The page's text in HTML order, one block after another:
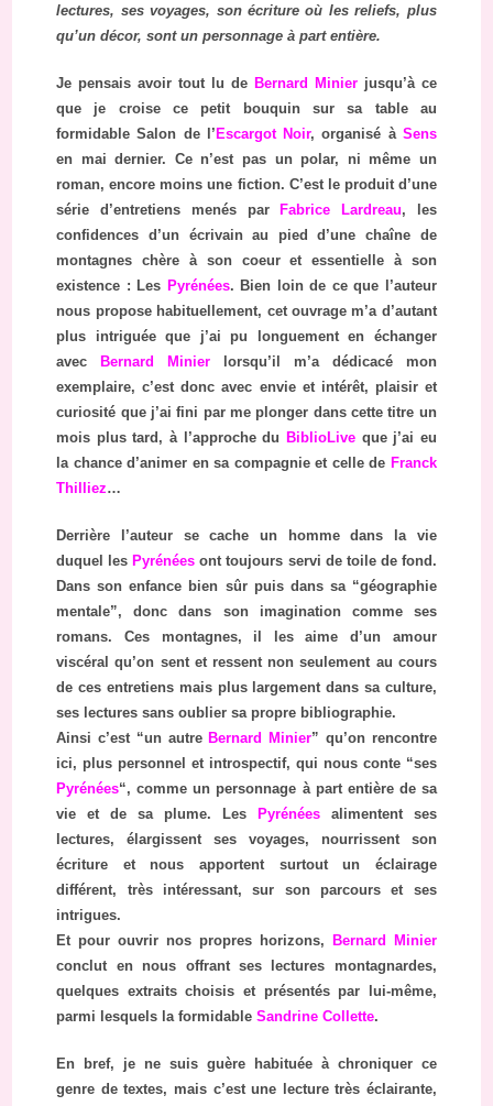
lectures, ses voyages, son écriture où les reliefs, plus
qu’un décor, sont un personnage à part entière.
Je pensais avoir tout lu de Bernard Minierjusqu’à ce
que je croise ce petit bouquin sur sa table au
formidable Salon de l’ Escargot Noir, organisé à Sens
en mai dernier. Ce n’est pas un polar, ni même un
roman, encore moins une fiction. C’est le produit d’une
série d’entretiens menés par
Fabrice Lardreau, les
confidences d’un écrivain au pied d’une chaîne de
montagnes chère à son coeur et essentielle à son
existence : Les Pyrénées. Bien loin de ce que l’auteur
nous propose habituellement, cet ouvrage m’a d’autant
plus intriguée que j’ai pu longuement en échanger
avec
Bernard Minier lorsqu’il m’a dédicacé mon
exemplaire, c’est donc avec envie et intérêt, plaisir et
curiosité que j’ai fini par me plonger dans cette titre un
mois plus tard, à l’approche du BiblioLiveque j’ai eu
la chance d’animer en sa compagnie et celle de Franck
Thilliez…
Derrière l’auteur se cache un homme dans la vie
duquel les Pyrénées ont toujours servi de toile de fond.
Dans son enfance bien sûr puis dans sa “géographie
mentale”, donc dans son imagination comme ses
romans. Ces montagnes, il les aime d’un amour
viscéral qu’on sent et ressent non seulement au cours
de ces entretiens mais plus largement dans sa culture,
ses lectures sans oublier sa propre bibliographie.
Ainsi c’est “un autre Bernard Minier” qu’on rencontre
ici, plus personnel et introspectif, qui nous conte “ses
Pyrénées“, comme un personnage à part entière de sa
vie et de sa plume. Les
Pyrénéesalimentent ses
lectures, élargissent ses voyages, nourrissent son
écriture et nous apportent surtout un éclairage
différent, très intéressant, sur son parcours et ses
intrigues.
Et pour ouvrir nos propres horizons,
Bernard Minier
conclut en nous offrant ses lectures montagnardes,
quelques extraits choisis et présentés par lui-même,
parmi lesquels la formidableSandrine Collette.
En bref, je ne suis guère habituée à chroniquer ce
genre de textes, mais c’est une lecture très éclairante,